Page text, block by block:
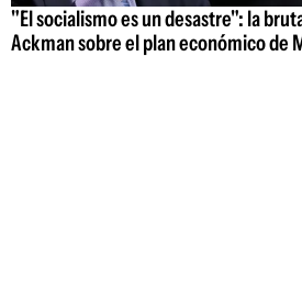
"El socialismo es un desastre": la
Ackman sobre el plan económico de